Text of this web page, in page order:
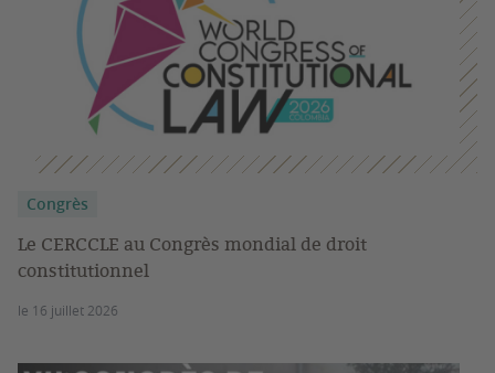
Congrès
Le CERCCLE au Congrès mondial de droit
constitutionnel
le 16 juillet 2026